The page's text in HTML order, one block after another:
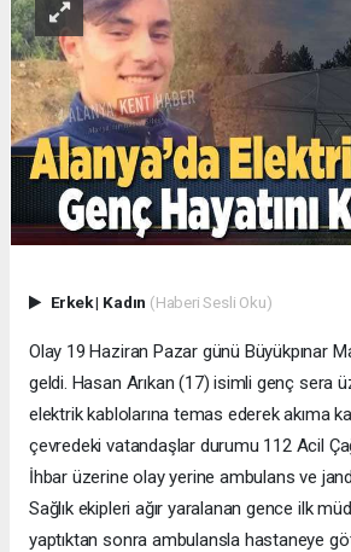
Erkek| Kadın (Haberi Sesli Oku)
Olay 19 Haziran Pazar günü Büyükpınar
geldi. Hasan Arıkan (17) isimli genç sera
elektrik kablolarına temas ederek akıma
çevredeki vatandaşlar durumu 112 Acil
İhbar üzerine olay yerine ambulans ve
Sağlık ekipleri ağır yaralanan gence ilk
yaptıktan sonra ambulansla hastaneye